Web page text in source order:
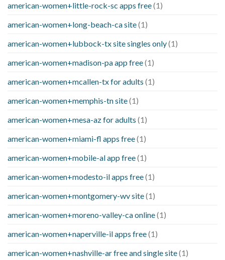
american-women+little-rock-sc apps free(1)
american-women+long-beach-ca site(1)
american-women+lubbock-tx site singles only(1)
american-women+madison-pa app free(1)
american-women+mcallen-tx for adults (1)
american-women+memphis-tn site(1)
american-women+mesa-az for adults (1)
american-women+miami-fl apps free(1)
american-women+mobile-al app free(1)
american-women+modesto-il apps free(1)
american-women+montgomery-wv site(1)
american-women+moreno-valley-ca online(1)
american-women+naperville-il apps free(1)
american-women+nashville-ar free and single site(1)